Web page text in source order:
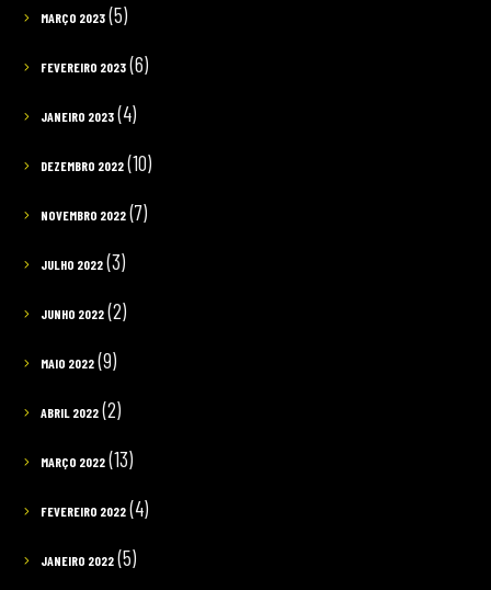
MARÇO 2023(5)
FEVEREIRO 2023(6)
JANEIRO 2023(4)
DEZEMBRO 2022(10)
NOVEMBRO 2022(7)
JULHO 2022(3)
JUNHO 2022(2)
MAIO 2022(9)
ABRIL 2022(2)
MARÇO 2022(13)
FEVEREIRO 2022(4)
JANEIRO 2022(5)